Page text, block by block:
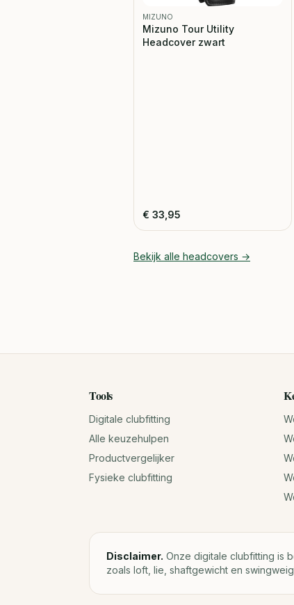
MIZUNO
Mizuno Tour Utility
Headcover zwart
€ 33,95
Bekijk alle headcovers →
Tools
Digitale clubfitting
Alle keuzehulpen
Productvergelijker
Fysieke clubfitting
Disclaimer. Onze digitale clubfitting is
zoals loft, lie, shaftgewicht en